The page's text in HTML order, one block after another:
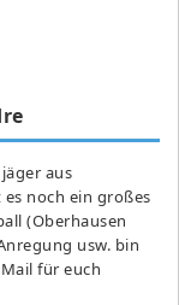
aus
noch ein großes
(Oberhausen
usw. bin
für euch